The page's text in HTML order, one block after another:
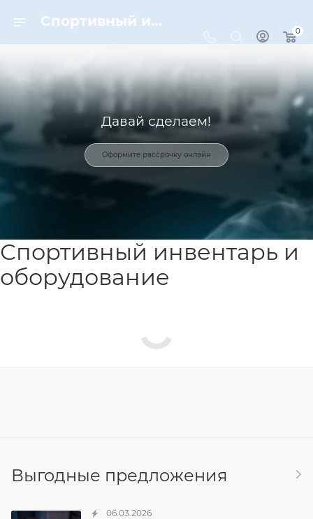
Спортивный инвентарь и оборудование для спорта в Москве | Dynamic-Sport
0
Давай сделаем!
Оформите рассрочку онлайн
Спортивный инвентарь и
оборудование
Выгодные предложения
06.03.2026